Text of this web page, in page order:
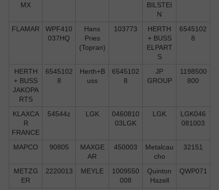
MX
BILSTEI
N
FLAMAR
WPF410
037HQ
Hans
Pries
(Topran)
103773
HERTH
+ BUSS
ELPART
S
6545102
8
HERTH
+ BUSS
JAKOPA
RTS
6545102
8
Herth+B
uss
6545102
8
JP
GROUP
1198500
800
KLAXCA
R
FRANCE
54544z LGK
0460810
03LGK
LGK
LGK046
081003
MAPCO 90805
MAXGE
AR
450003
Metalcau
cho
32151
METZG
ER
2220013 MEYLE
1009550
008
Quinton
Hazell
QWP071